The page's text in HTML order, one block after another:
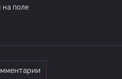
на поле